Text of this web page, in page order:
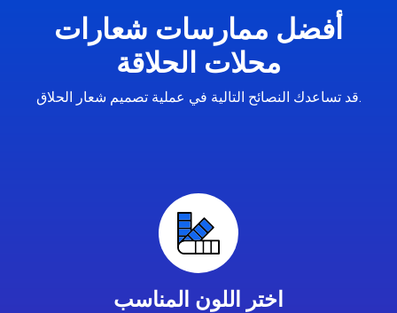
أفضل ممارسات شعارات
محلات الحلاقة
قد تساعدك النصائح التالية في عملية تصميم شعار الحلاق.
اختر اللون المناسب